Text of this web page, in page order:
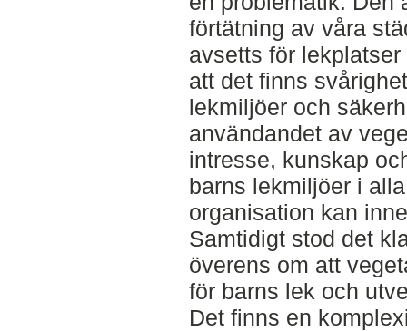
förtätning av våra
avsetts för
att det finns
lekmiljöer och
användandet av
intresse, kunskap
barns lekmiljöer i
organisation kan
Samtidigt stod det
överens om att
för barns lek och
Det finns en